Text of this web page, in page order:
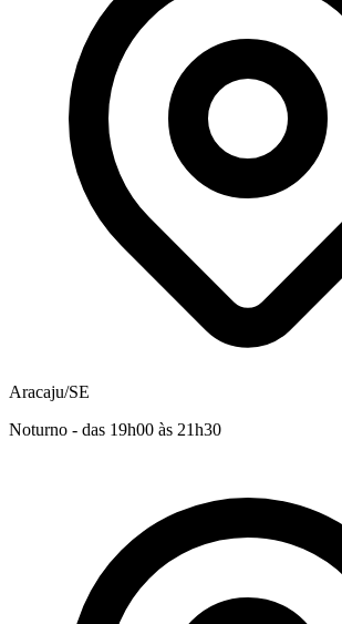
Aracaju/SE
Noturno - das 19h00 às 21h30